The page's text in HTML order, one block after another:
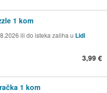
1 kom
ili do isteka zaliha u Lidl
3,99 €
1 kom